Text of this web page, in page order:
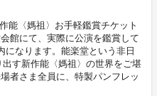
能〈媽祖〉お手軽鑑賞チケット
館にて、実際に公演を鑑賞して
になります。能楽堂という非日
す新作能〈媽祖〉の世界をご堪
者さま全員に、特製パンフレッ